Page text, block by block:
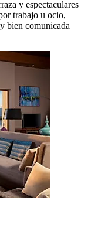
y espectaculares
trabajo u ocio,
bien comunicada